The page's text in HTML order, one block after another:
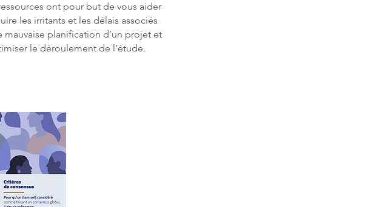
ont pour but de vous aider
les irritants et les délais associés
mauvaise planification d’un projet et
le déroulement de l’étude.